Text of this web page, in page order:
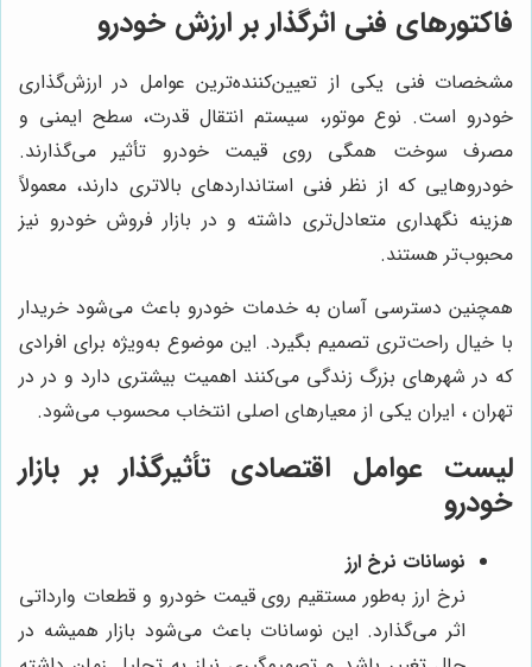
فاکتورهای فنی اثرگذار بر ارزش خودرو
مشخصات فنی یکی از تعیین‌کننده‌ترین عوامل در ارزش‌گذاری
خودرو است. نوع موتور، سیستم انتقال قدرت، سطح ایمنی و
مصرف سوخت همگی روی قیمت خودرو تأثیر می‌گذارند.
خودروهایی که از نظر فنی استانداردهای بالاتری دارند، معمولاً
هزینه نگهداری متعادل‌تری داشته و در بازار فروش خودرو نیز
محبوب‌تر هستند.
همچنین دسترسی آسان به خدمات خودرو باعث می‌شود خریدار
با خیال راحت‌تری تصمیم بگیرد. این موضوع به‌ویژه برای افرادی
که در شهرهای بزرگ زندگی می‌کنند اهمیت بیشتری دارد و در در
تهران ، ایران یکی از معیارهای اصلی انتخاب محسوب می‌شود.
لیست عوامل اقتصادی تأثیرگذار بر بازار
خودرو
نوسانات نرخ ارز
نرخ ارز به‌طور مستقیم روی قیمت خودرو و قطعات وارداتی
اثر می‌گذارد. این نوسانات باعث می‌شود بازار همیشه در